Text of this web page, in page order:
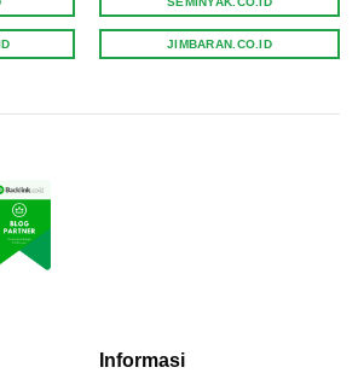
Informasi
JIMBARAN.CO.ID